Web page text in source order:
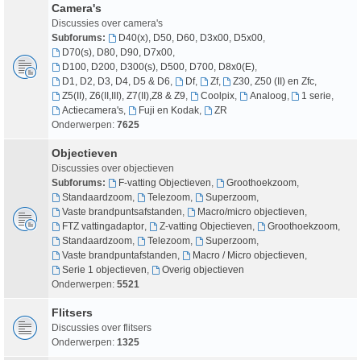
Camera's
Discussies over camera's
Subforums:
D40(x), D50, D60, D3x00, D5x00,
D70(s), D80, D90, D7x00,
D100, D200, D300(s), D500, D700, D8x0(E),
D1, D2, D3, D4, D5 & D6
Df, Zf, Z30, Z50 (II) en Zfc
Z5(II), Z6(II,III), Z7(II),Z8 & Z9
Coolpix, Analoog 1 serie
Actiecamera's, Fuji en Kodak,
ZR
Onderwerpen: 7625
Objectieven
Discussies over objectieven
Subforums:
F-vatting Objectieven Groothoekzoom,
Standaardzoom, Telezoom, Superzoom,
Vaste brandpuntsafstanden
Macro/micro objectieven
FTZ vattingadaptor, Z-vatting Objectieven Groothoekzoom,
Standaardzoom, Telezoom, Superzoom,
Vaste brandpuntafstanden
Macro / Micro objectieven
Serie 1 objectieven
Overig objectieven
Onderwerpen: 5521
Flitsers
Discussies over flitsers
Onderwerpen: 1325